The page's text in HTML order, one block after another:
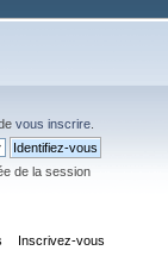
vous inscrire
de la session
Inscrivez-vous